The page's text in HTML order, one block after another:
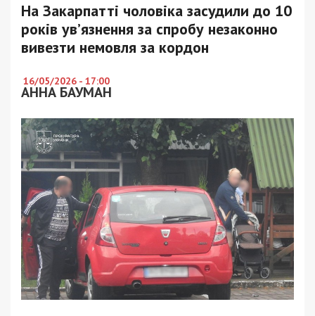
На Закарпатті чоловіка засудили до 10
років ув’язнення за спробу незаконно
вивезти немовля за кордон
16/05/2026 - 17:00
АННА БАУМАН